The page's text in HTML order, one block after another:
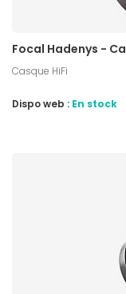
Focal Hadenys -
Casque HiFi
Dispo web : En stock